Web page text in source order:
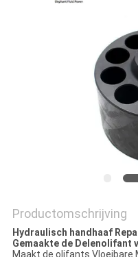
Productomschrijving
Hydraulisch handhaaf
Gemaakte de Delenolifant
Maakt de olifants Vloeibare